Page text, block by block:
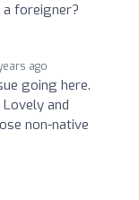
a foreigner?
ago
going here.
and
non-native